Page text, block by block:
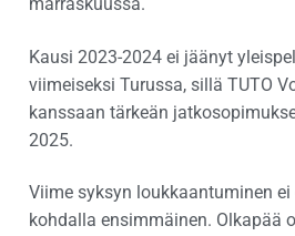
Kausi 2023-2024 ei jäänyt
viimeiseksi Turussa, sillä TUTO
kanssaan tärkeän
2025.
Viime syksyn loukkaantuminen
kohdalla ensimmäinen. Olkapää